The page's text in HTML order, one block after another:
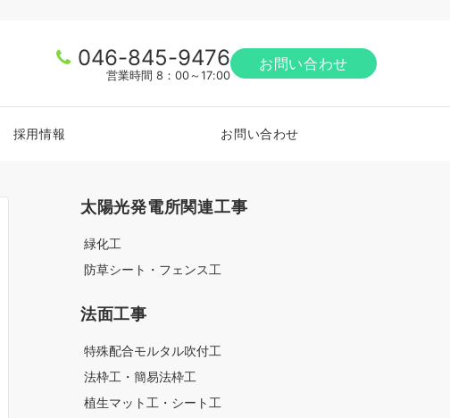
046-845-9476
営業時間 8：00～17:00
お問い合わせ
採用情報 お問い合わせ
太陽光発電所関連工事
緑化工
防草シート・フェンス工
法面工事
特殊配合モルタル吹付工
法枠工・簡易法枠工
植生マット工・シート工